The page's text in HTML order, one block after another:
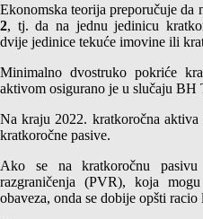
Ekonomska teorija preporučuje da
2, tj. da na jednu jedinicu
dvije jedinice tekuće imovine ili
Minimalno dvostruko pokriće
aktivom osigurano je u slučaju BH
Na kraju 2022. kratkoročna
kratkoročne pasive.
Ako se na kratkoročnu pasivu
razgraničenja (PVR), koja
obaveza, onda se dobije opšti